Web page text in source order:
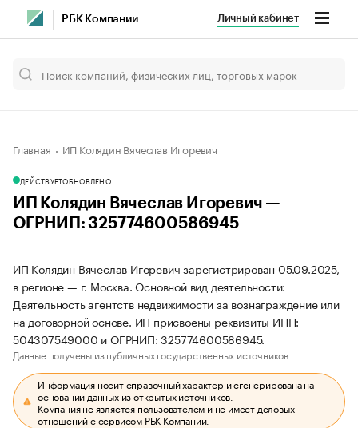
РБК Компании Личный кабинет
Главная ИП Колядин Вячеслав Игоревич
ДЕЙСТВУЕТОБНОВЛЕНО
ИП Колядин Вячеслав Игоревич —
ОГРНИП: 325774600586945
ИП Колядин Вячеслав Игоревич зарегистрирован 05.09.2025,
в регионе — г. Москва. Основной вид деятельности:
Деятельность агентств недвижимости за вознаграждение или
на договорной основе. ИП присвоены реквизиты ИНН:
504307549000 и ОГРНИП: 325774600586945.
Данные получены из публичных государственных источников.
Информация носит справочный характер и сгенерирована на
основании данных из открытых источников.
Компания не является пользователем и не имеет деловых
отношений с сервисом РБК Компании.